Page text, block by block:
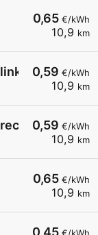
0,65 €/kWh
10,9 km
0,59 €/kWh
10,9 km
0,59 €/kWh
10,9 km
0,65 €/kWh
10,9 km
0,45